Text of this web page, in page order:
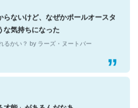
ないけど、なぜかポールオースタ
な気持ちになった
るかい？ by ラーズ・ヌートバー
能」があるんだなあ